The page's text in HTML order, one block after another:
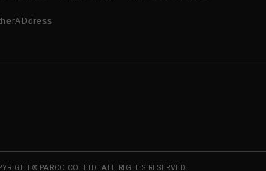
© PARCO CO.,LTD. ALL RIGHTS RESERVED.